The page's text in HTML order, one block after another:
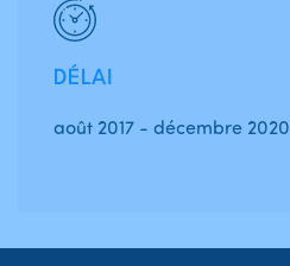
DÉLAI
août 2017 - décembre 2020